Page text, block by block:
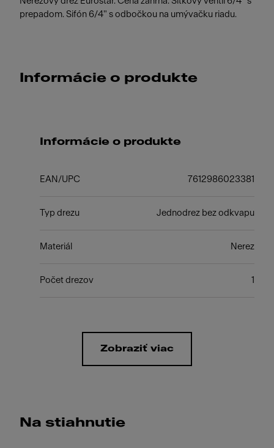
prepadom. Sifón 6/4" s odbočkou na umývačku riadu.
Informácie o produkte
Informácie o produkte
EAN/UPC 7612986023381
Typ drezu Jednodrez bez odkvapu
Materiál Nerez
Počet drezov 1
Zobraziť viac
Na stiahnutie